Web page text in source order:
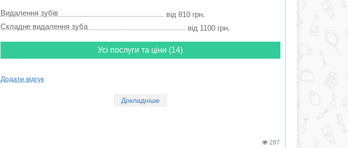
Видалення зубів
від 810 грн.
Складне видалення зуба
від 1100 грн.
Усі послуги та ціни (14)
Додати відгук
Докладніше
287